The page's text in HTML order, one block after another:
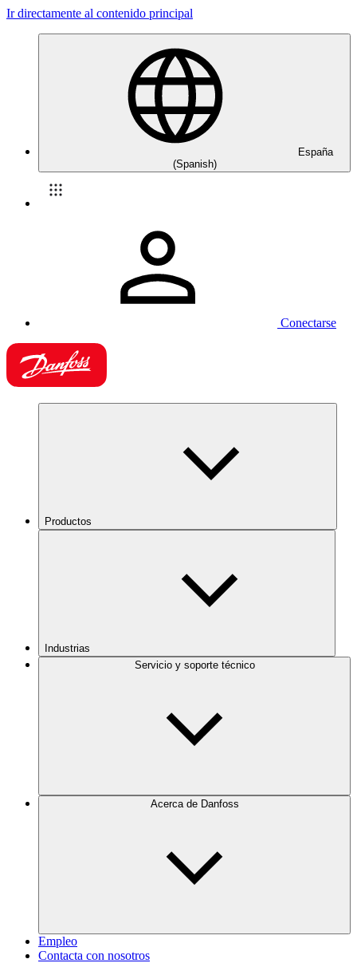
Ir directamente al contenido principal
España
(Spanish)
Conectarse
Productos
Industrias
Servicio y soporte técnico
Acerca de Danfoss
Empleo
Contacta con nosotros